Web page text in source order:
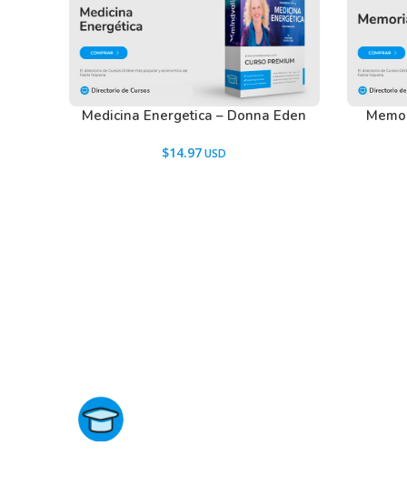
Medicina Energetica – Donna Eden
$14.97